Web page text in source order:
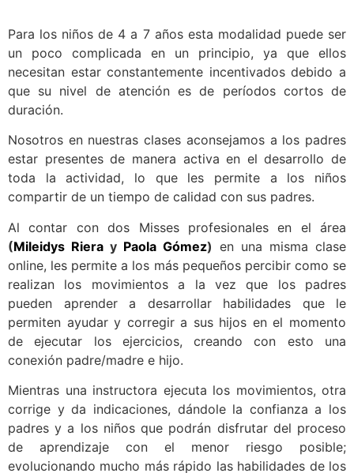
Para los niños de 4 a 7 años esta modalidad puede ser
un poco complicada en un principio, ya que ellos
necesitan estar constantemente incentivados debido a
que su nivel de atención es de períodos cortos de
duración.
Nosotros en nuestras clases aconsejamos a los padres
estar presentes de manera activa en el desarrollo de
toda la actividad, lo que les permite a los niños
compartir de un tiempo de calidad con sus padres.
Al contar con dos Misses profesionales en el área
(Mileidys Riera y Paola Gómez) en una misma clase
online, les permite a los más pequeños percibir como se
realizan los movimientos a la vez que los padres
pueden aprender a desarrollar habilidades que le
permiten ayudar y corregir a sus hijos en el momento
de ejecutar los ejercicios, creando con esto una
conexión padre/madre e hijo.
Mientras una instructora ejecuta los movimientos, otra
corrige y da indicaciones, dándole la confianza a los
padres y a los niños que podrán disfrutar del proceso
de aprendizaje con el menor riesgo posible;
evolucionando mucho más rápido las habilidades de los